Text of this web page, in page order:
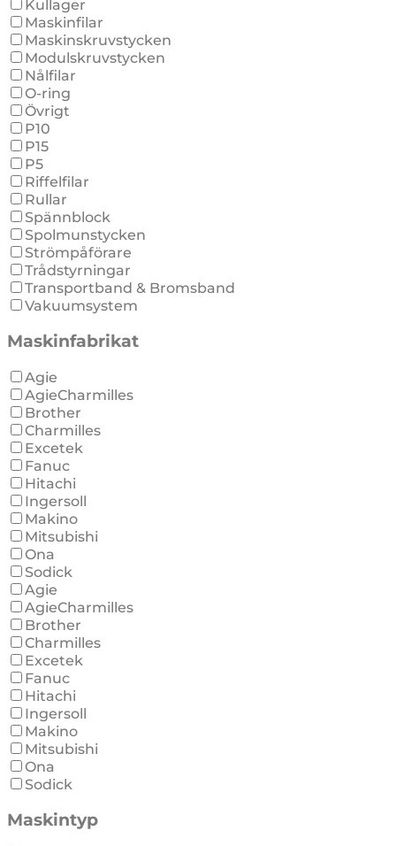
Kullager
Maskinfilar
Maskinskruvstycken
Modulskruvstycken
Nålfilar
O-ring
Övrigt
P10
P15
P5
Riffelfilar
Rullar
Spännblock
Spolmunstycken
Strömpåförare
Trådstyrningar
Transportband & Bromsband
Vakuumsystem
Maskinfabrikat
Agie
AgieCharmilles
Brother
Charmilles
Excetek
Fanuc
Hitachi
Ingersoll
Makino
Mitsubishi
Ona
Sodick
Agie
AgieCharmilles
Brother
Charmilles
Excetek
Fanuc
Hitachi
Ingersoll
Makino
Mitsubishi
Ona
Sodick
Maskintyp